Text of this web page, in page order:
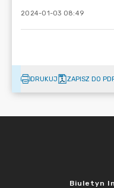
2024-01-03 08:49
DRUKUJ ZAPISZ DO
Biuletyn